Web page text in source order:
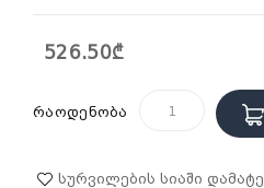
526.50₾
რაოდენობა
Სურვილების Სიაში